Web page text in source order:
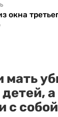
окна
мать
а
с собой